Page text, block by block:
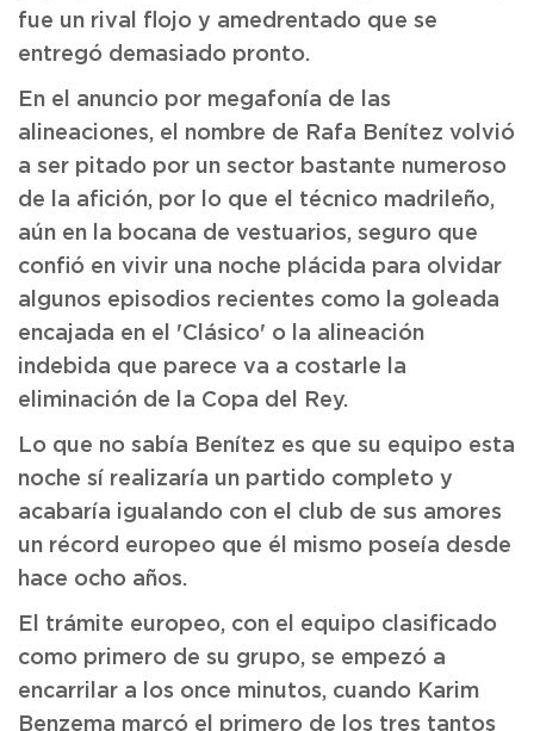
fue un rival flojo y amedrentado que se
entregó demasiado pronto.
En el anuncio por megafonía de las
alineaciones, el nombre de Rafa Benítez volvió
a ser pitado por un sector bastante numeroso
de la afición, por lo que el técnico madrileño,
aún en la bocana de vestuarios, seguro que
confió en vivir una noche plácida para olvidar
algunos episodios recientes como la goleada
encajada en el 'Clásico' o la alineación
indebida que parece va a costarle la
eliminación de la Copa del Rey.
Lo que no sabía Benítez es que su equipo esta
noche sí realizaría un partido completo y
acabaría igualando con el club de sus amores
un récord europeo que él mismo poseía desde
hace ocho años.
El trámite europeo, con el equipo clasificado
como primero de su grupo, se empezó a
encarrilar a los once minutos, cuando Karim
Benzema marcó el primero de los tres tantos